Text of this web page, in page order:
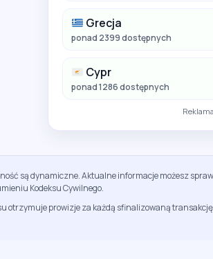
Grecja
ponad 2399 dostępnych
Cypr
ponad 1286 dostępnych
są dynamiczne. Aktualne informacje możesz
Kodeksu Cywilnego.
otrzymuje prowizje za każdą sfinalizowaną